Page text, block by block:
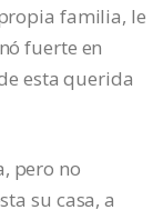
familia, le
fuerte en
esta querida
pero no
su casa, a